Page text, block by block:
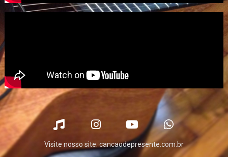
Visite nosso site: cancaodepresente.com.br